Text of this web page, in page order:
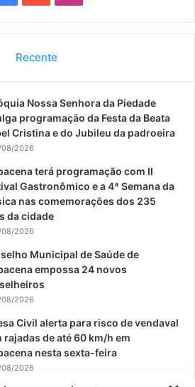
a
b
o
k
o
u
b
n
a
g
a
Recente
Nossa Senhora da Piedade
programação da Festa da Beata
Cristina e do Jubileu da padroeira
2026
terá programação com II
Gastronômico e a 4ª Semana da
nas comemorações dos 235
da cidade
2026
Municipal de Saúde de
empossa 24 novos
2026
Civil alerta para risco de vendaval
rajadas de até 60 km/h em
nesta sexta-feira
2026